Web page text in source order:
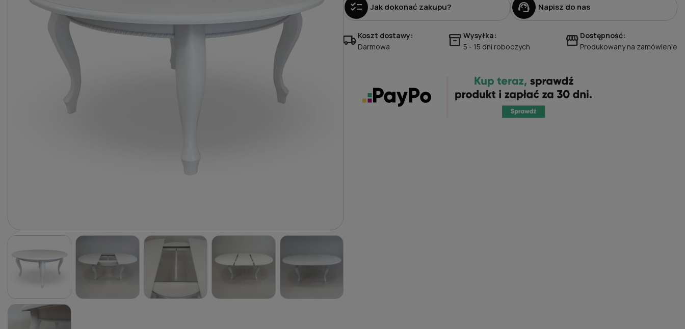
checklist Jak dokonać zakupu? support_agent Napisz do nas
local_shipping Koszt dostawy:
Darmowa
inventory_2 Wysyłka:
5 - 15 dni roboczych
storefront Dostępność:
Produkowany na zamówienie